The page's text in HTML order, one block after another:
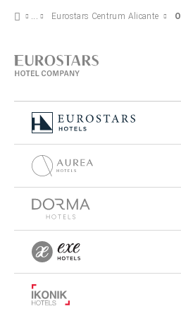
Eurostars Centrum Alicante